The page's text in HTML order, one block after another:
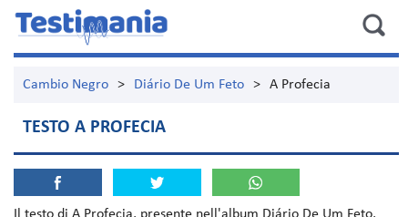
Cambio Negro > Diário De Um Feto > A Profecia
TESTO A PROFECIA